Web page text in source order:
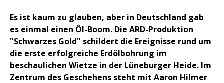
Es ist kaum zu glauben, aber in Deutschland gab
es einmal einen Öl-Boom. Die ARD-Produktion
"Schwarzes Gold" schildert die Ereignisse rund um
die erste erfolgreiche Erdölbohrung im
beschaulichen Wietze in der Lüneburger Heide. Im
Zentrum des Geschehens steht mit Aaron Hilmer